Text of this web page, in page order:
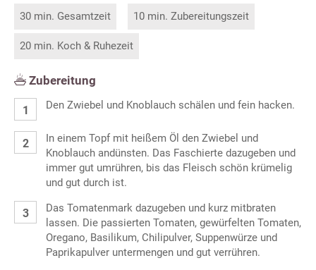
30 min. Gesamtzeit 10 min. Zubereitungszeit
20 min. Koch & Ruhezeit
Zubereitung
Den Zwiebel und Knoblauch schälen und fein hacken.
In einem Topf mit heißem Öl den Zwiebel und
Knoblauch andünsten. Das Faschierte dazugeben und
immer gut umrühren, bis das Fleisch schön krümelig
und gut durch ist.
Das Tomatenmark dazugeben und kurz mitbraten
lassen. Die passierten Tomaten, gewürfelten Tomaten,
Oregano, Basilikum, Chilipulver, Suppenwürze und
Paprikapulver untermengen und gut verrühren.